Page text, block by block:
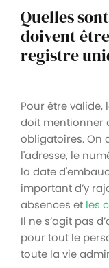
Quelles
doivent
registre
Pour être
doit mentionner
obligatoires. On
l'adresse, le
la date
important d’y
absences et les
Il ne s’agit pas
pour tout le
toute la vie